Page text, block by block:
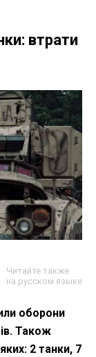
втрати
Читайте также
на русском языке
оборони
Також
2 танки, 7